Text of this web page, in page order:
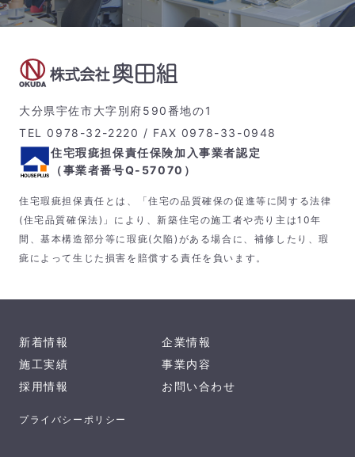
大分県宇佐市大字別府590番地の1
TEL 0978-32-2220 / FAX 0978-33-0948
住宅瑕疵担保責任保険加入事業者認定
（事業者番号Q-57070）
住宅瑕疵担保責任とは、「住宅の品質確保の促進等に関する法律
(住宅品質確保法)」により、新築住宅の施工者や売り主は10年
間、基本構造部分等に瑕疵(欠陥)がある場合に、補修したり、瑕
疵によって生じた損害を賠償する責任を負います。
新着情報
企業情報
施工実績
事業内容
採用情報
お問い合わせ
プライバシーポリシー